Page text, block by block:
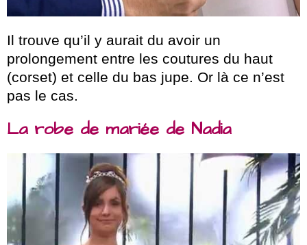
Il trouve qu’il y aurait du avoir un
prolongement entre les coutures du haut
(corset) et celle du bas jupe. Or là ce n’est
pas le cas.
La robe de mariée de Nadia